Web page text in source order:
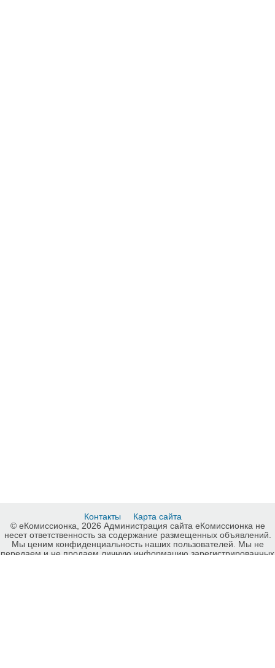
Контакты
Карта сайта
© еКомиссионка, 2026 Администрация сайта еКомиссионка не
несет ответственность за содержание размещенных объявлений.
Мы ценим конфиденциальность наших пользователей. Мы не
передаем и не продаем личную информацию зарегистрированных